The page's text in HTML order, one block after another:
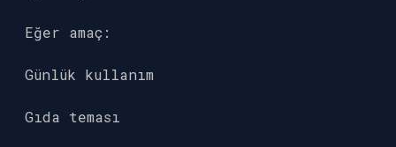
Eğer amaç:
Günlük kullanım
Gıda teması